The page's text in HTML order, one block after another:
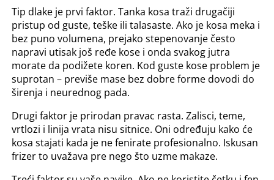
Tip dlake je prvi faktor. Tanka kosa traži drugačiji
pristup od guste, teške ili talasaste. Ako je kosa meka i
bez puno volumena, prejako stepenovanje često
napravi utisak još ređe kose i onda svakog jutra
morate da podižete koren. Kod guste kose problem je
suprotan – previše mase bez dobre forme dovodi do
širenja i neurednog pada.
Drugi faktor je prirodan pravac rasta. Zalisci, teme,
vrtlozi i linija vrata nisu sitnice. Oni određuju kako će
kosa stajati kada je ne fenirate profesionalno. Iskusan
frizer to uvažava pre nego što uzme makaze.